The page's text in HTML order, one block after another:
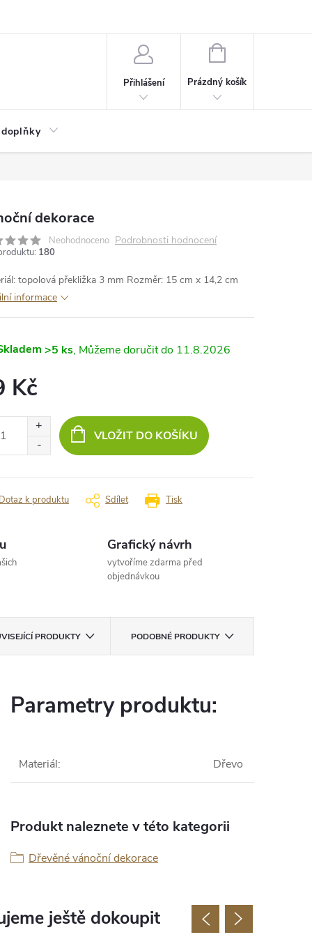
Přihlášení
NÁKUPNÍ
Prázdný košík
dekorace
Neohodnoceno Podrobnosti hodnocení
180
topolová překližka 3 mm Rozměr: 15 cm x 14,2 cm
informace
>5 ks 11.8.2026
Kč
VLOŽIT DO KOŠÍKU
Tisk
Dotaz k produktu Sdílet
Grafický návrh
vytvoříme zdarma před
objednávkou
PRODUKTY PODOBNÉ PRODUKTY
Parametry produktu:
Materiál: Dřevo
Produkt naleznete v této kategorii
Dřevěné vánoční dekorace
ještě dokoupit